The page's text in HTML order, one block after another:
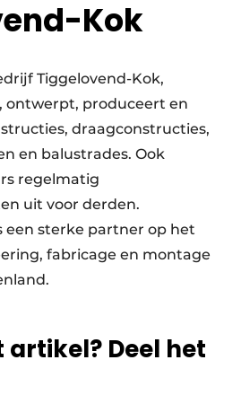
Kok
Tiggelovend-Kok,
ontwerpt, produceert en
draagconstructies,
en balustrades. Ook
regelmatig
uit voor derden.
een sterke partner op het
fabricage en montage
Deel het